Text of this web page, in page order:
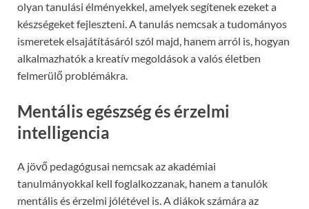
olyan tanulási élményekkel, amelyek segítenek ezeket a
készségeket fejleszteni. A tanulás nemcsak a tudományos
ismeretek elsajátításáról szól majd, hanem arról is, hogyan
alkalmazhatók a kreatív megoldások a valós életben
felmerülő problémákra.
Mentális egészség és érzelmi
intelligencia
A jövő pedagógusai nemcsak az akadémiai
tanulmányokkal kell foglalkozzanak, hanem a tanulók
mentális és érzelmi jólétével is. A diákok számára az